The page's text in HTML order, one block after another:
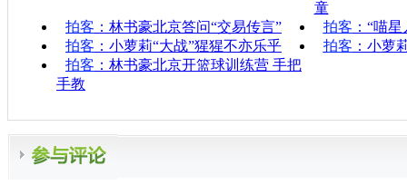
童
拍客 ：林书豪北京答问“交易传言” 拍客 ：“喵
拍客 ：小萝莉“大战”猩猩不亦乐乎 拍客 ：小萝
拍客 ：林书豪北京开篮球训练营 手把
手教